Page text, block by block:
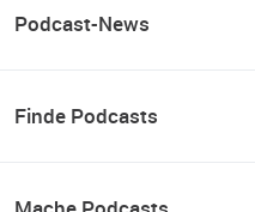
Podcast-News
Finde Podcasts